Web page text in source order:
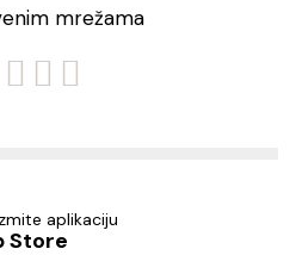
mrežama
aplikaciju
Store